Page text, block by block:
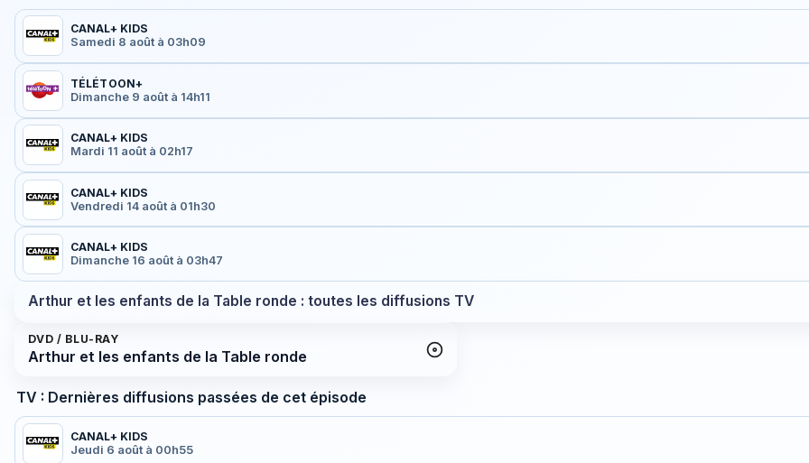
CANAL+ KIDS
Samedi 8 août à 03h09
TÉLÉTOON+
Dimanche 9 août à 14h11
CANAL+ KIDS
Mardi 11 août à 02h17
CANAL+ KIDS
Vendredi 14 août à 01h30
CANAL+ KIDS
Dimanche 16 août à 03h47
Arthur et les enfants de la Table ronde : toutes les diffusions TV
DVD / BLU-RAY
Arthur et les enfants de la Table ronde
TV : Dernières diffusions passées de cet épisode
CANAL+ KIDS
Jeudi 6 août à 00h55